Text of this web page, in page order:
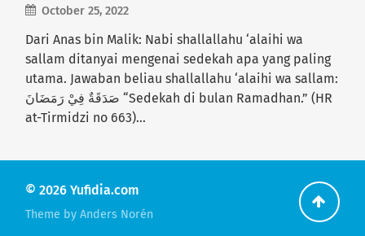
October 25, 2022
Dari Anas bin Malik: Nabi shallallahu ‘alaihi wa
sallam ditanyai mengenai sedekah apa yang paling
utama. Jawaban beliau shallallahu ‘alaihi wa sallam:
صَدَقَةٌ فِيْ رَمَضَانَ “Sedekah di bulan Ramadhan.” (HR
at-Tirmidzi no 663)…
© 2026Yufidia.com
Theme byAnders Norén
Go
back